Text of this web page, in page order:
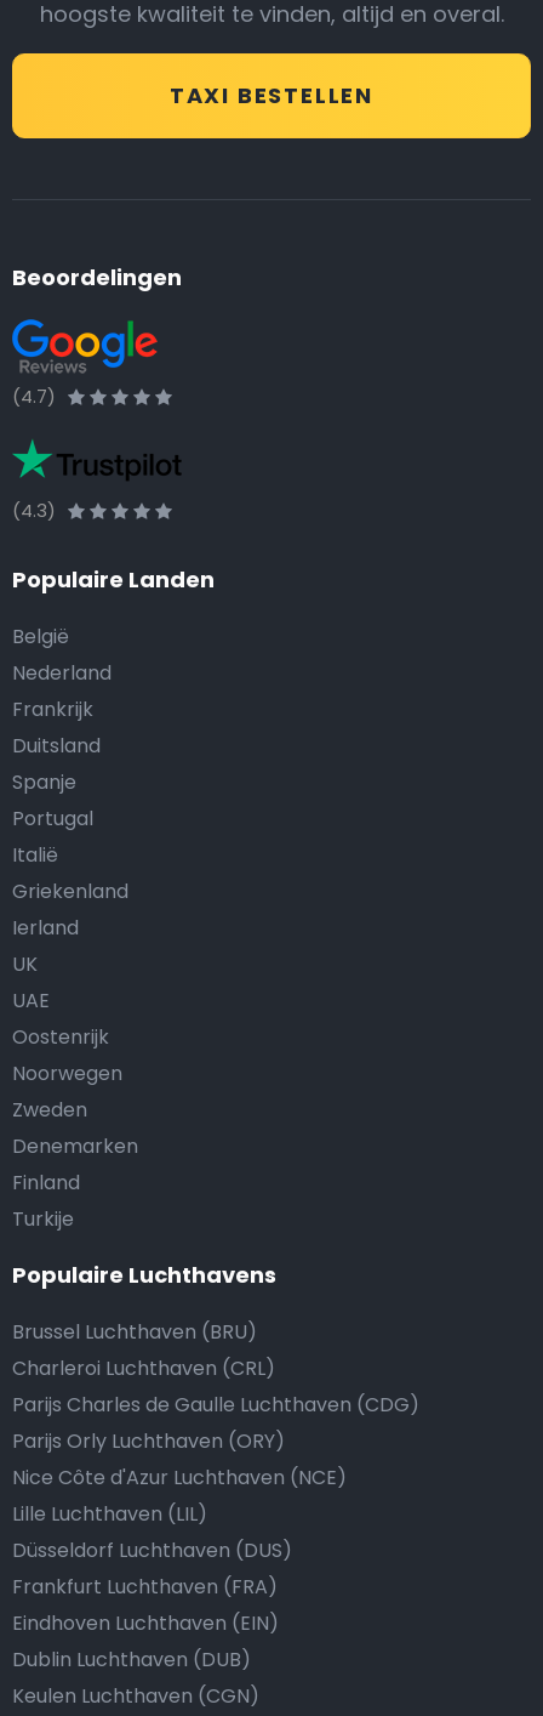
hoogste kwaliteit te vinden, altijd en overal.
TAXI BESTELLEN
Beoordelingen
(4.7)
(4.3)
Populaire Landen
België
Nederland
Frankrijk
Duitsland
Spanje
Portugal
Italië
Griekenland
Ierland
UK
UAE
Oostenrijk
Noorwegen
Zweden
Denemarken
Finland
Turkije
Populaire Luchthavens
Brussel Luchthaven (BRU)
Charleroi Luchthaven (CRL)
Parijs Charles de Gaulle Luchthaven (CDG)
Parijs Orly Luchthaven (ORY)
Nice Côte d'Azur Luchthaven (NCE)
Lille Luchthaven (LIL)
Düsseldorf Luchthaven (DUS)
Frankfurt Luchthaven (FRA)
Eindhoven Luchthaven (EIN)
Dublin Luchthaven (DUB)
Keulen Luchthaven (CGN)